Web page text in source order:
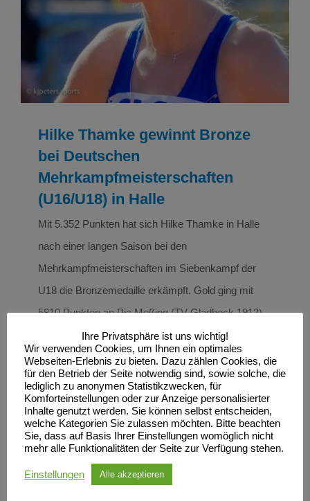
Leichtathletik Leichtathletik Ergebnisse
Hilke Thamke gewinnt Bronze
bei Deutschen
Mehrkampfmeisterschaften
(U16/U18) in Halle
Mit 5.352 Punkten hat sich Hilke Thamke in Halle
nach einer langen Saison bei den
Mehrkampfmeisterschaften im Siebenkampf der
U18 die Bronzemedaille erkämpft. Gold ging mit
5810 Punkten an Pia Meßing (TV Gladbeck 1912) ,
Silber an Emma Kaul mit 5456 Punkten (USC
Mainz). Mit der neuen persönliche Bestleistung zum
Saisonabschluss hat sich Hilke auch für den NK1-
Kader empfohlen. In der weiblichen Jugend W15
verstolperte sich Kimberly Opitz in der ersten
Disziplin (80 Meter Hürden) des Tages. Somit
gingen Null Punkte in die Wertung. Trotzdem
Ihre Privatsphäre ist uns wichtig!
Wir verwenden Cookies, um Ihnen ein optimales
Webseiten-Erlebnis zu bieten. Dazu zählen Cookies, die
für den Betrieb der Seite notwendig sind, sowie solche, die
lediglich zu anonymen Statistikzwecken, für
Komforteinstellungen oder zur Anzeige personalisierter
Inhalte genutzt werden. Sie können selbst entscheiden,
welche Kategorien Sie zulassen möchten. Bitte beachten
Sie, dass auf Basis Ihrer Einstellungen womöglich nicht
mehr alle Funktionalitäten der Seite zur Verfügung stehen.
Einstellungen Alle akzeptieren